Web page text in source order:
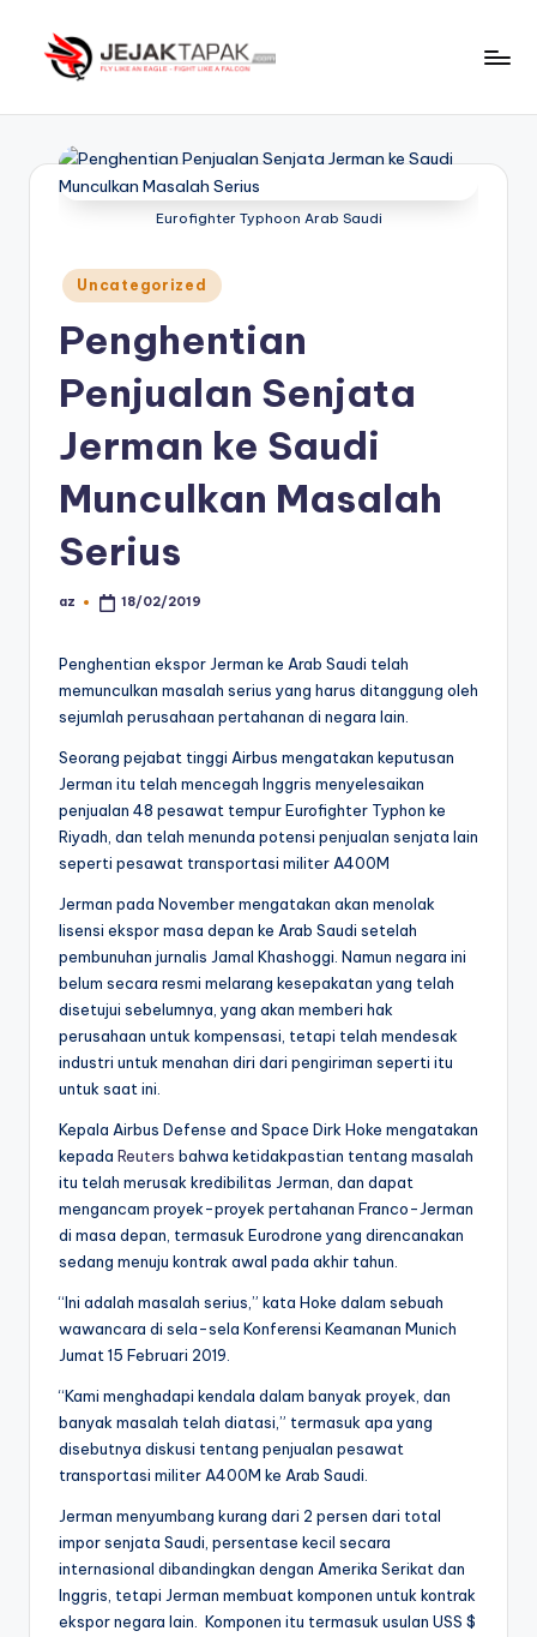
An
Eagle
Like
Falcon
Eurofighter Typhoon Arab Saudi
Posted
in
Uncategorized
Penghentian
Penjualan Senjata
Jerman ke Saudi
Munculkan Masalah
Serius
Posted
az 18/02/2019
Penghentian ekspor Jerman ke Arab Saudi telah
memunculkan masalah serius yang harus ditanggung oleh
sejumlah perusahaan pertahanan di negara lain.
Seorang pejabat tinggi Airbus mengatakan keputusan
Jerman itu telah mencegah Inggris menyelesaikan
penjualan 48 pesawat tempur Eurofighter Typhon ke
Riyadh, dan telah menunda potensi penjualan senjata lain
seperti pesawat transportasi militer A400M
Jerman pada November mengatakan akan menolak
lisensi ekspor masa depan ke Arab Saudi setelah
pembunuhan jurnalis Jamal Khashoggi. Namun negara ini
belum secara resmi melarang kesepakatan yang telah
disetujui sebelumnya, yang akan memberi hak
perusahaan untuk kompensasi, tetapi telah mendesak
industri untuk menahan diri dari pengiriman seperti itu
untuk saat ini.
Kepala Airbus Defense and Space Dirk Hoke mengatakan
kepada Reuters bahwa ketidakpastian tentang masalah
itu telah merusak kredibilitas Jerman, dan dapat
mengancam proyek-proyek pertahanan Franco-Jerman
di masa depan, termasuk Eurodrone yang direncanakan
sedang menuju kontrak awal pada akhir tahun.
“Ini adalah masalah serius,” kata Hoke dalam sebuah
wawancara di sela-sela Konferensi Keamanan Munich
Jumat 15 Februari 2019.
“Kami menghadapi kendala dalam banyak proyek, dan
banyak masalah telah diatasi,” termasuk apa yang
disebutnya diskusi tentang penjualan pesawat
transportasi militer A400M ke Arab Saudi.
Jerman menyumbang kurang dari 2 persen dari total
impor senjata Saudi, persentase kecil secara
internasional dibandingkan dengan Amerika Serikat dan
Inggris, tetapi Jerman membuat komponen untuk kontrak
ekspor negara lain. Komponen itu termasuk usulan USS $